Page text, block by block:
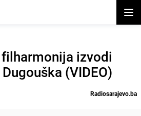
izvodi
(VIDEO)
Radiosarajevo.ba